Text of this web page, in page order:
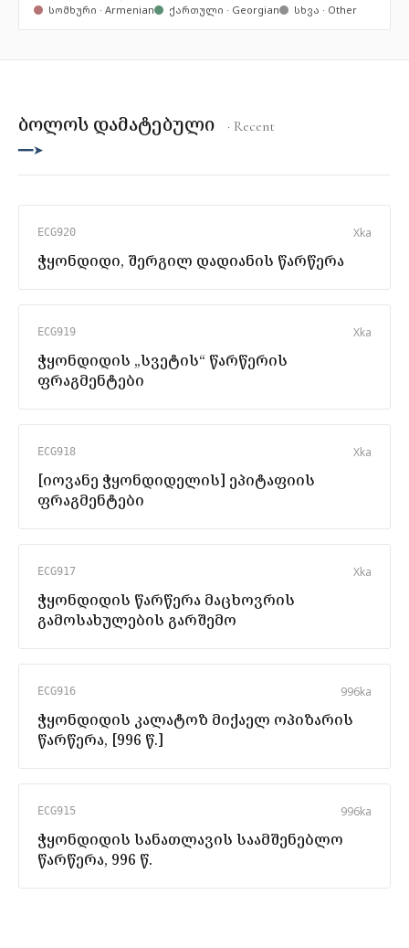
სომხური · Armenian
ქართული · Georgian სხვა · Other
ბოლოს დამატებული · Recent
━━➤
ECG920 Xka
ჭყონდიდი, შერგილ დადიანის წარწერა
ECG919 Xka
ჭყონდიდის „სვეტის“ წარწერის
ფრაგმენტები
ECG918 Xka
[იოვანე ჭყონდიდელის] ეპიტაფიის
ფრაგმენტები
ECG917 Xka
ჭყონდიდის წარწერა მაცხოვრის
გამოსახულების გარშემო
ECG916 996ka
ჭყონდიდის კალატოზ მიქაელ ოპიზარის
წარწერა, [996 წ.]
ECG915 996ka
ჭყონდიდის სანათლავის საამშენებლო
წარწერა, 996 წ.